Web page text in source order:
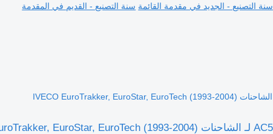
سنة التصنيع - الجديد في مقدمة القائمة سنة التصنيع - القديم في المقدمة